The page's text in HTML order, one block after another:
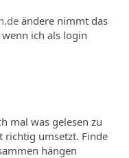
ändere nimmt das
ich als login
mal was gelesen zu
richtig umsetzt. Finde
hängen